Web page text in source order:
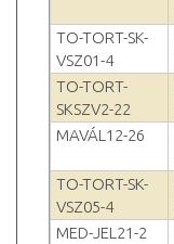
TO-TORT-SK-
VSZ01-4
TO-TORT-
SKSZV2-22
MAVÁL12-26
TO-TORT-SK-
VSZ05-4
MED-JEL21-2